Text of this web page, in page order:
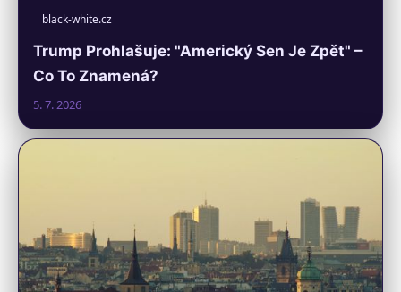
black-white.cz
Trump Prohlašuje: "Americký Sen Je Zpět" –
Co To Znamená?
5. 7. 2026